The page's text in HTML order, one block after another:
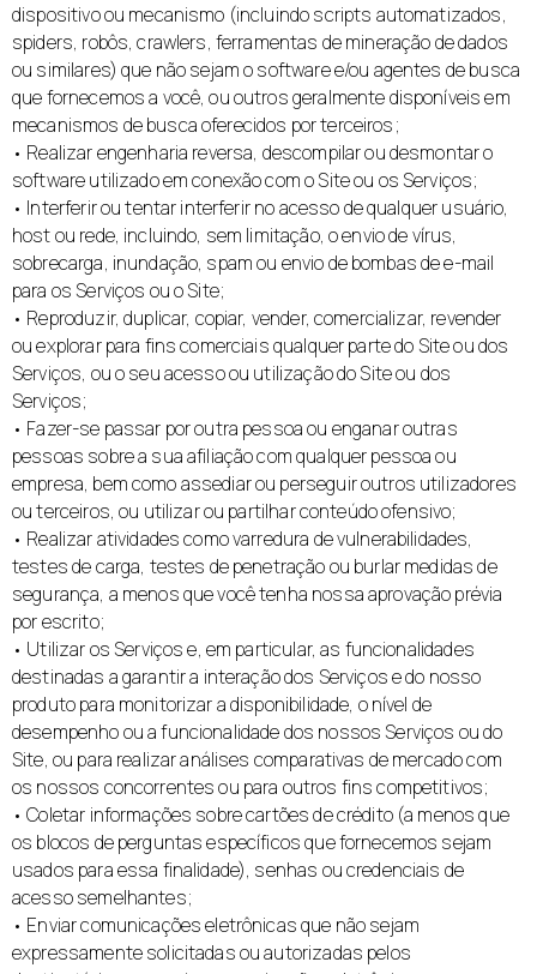
dispositivo ou mecanismo (incluindo scripts automatizados,
spiders, robôs, crawlers, ferramentas de mineração de dados
ou similares) que não sejam o software e/ou agentes de busca
que fornecemos a você, ou outros geralmente disponíveis em
mecanismos de busca oferecidos por terceiros;
• Realizar engenharia reversa, descompilar ou desmontar o
software utilizado em conexão com o Site ou os Serviços;
• Interferir ou tentar interferir no acesso de qualquer usuário,
host ou rede, incluindo, sem limitação, o envio de vírus,
sobrecarga, inundação, spam ou envio de bombas de e-mail
para os Serviços ou o Site;
• Reproduzir, duplicar, copiar, vender, comercializar, revender
ou explorar para fins comerciais qualquer parte do Site ou dos
Serviços, ou o seu acesso ou utilização do Site ou dos
Serviços;
• Fazer-se passar por outra pessoa ou enganar outras
pessoas sobre a sua afiliação com qualquer pessoa ou
empresa, bem como assediar ou perseguir outros utilizadores
ou terceiros, ou utilizar ou partilhar conteúdo ofensivo;
• Realizar atividades como varredura de vulnerabilidades,
testes de carga, testes de penetração ou burlar medidas de
segurança, a menos que você tenha nossa aprovação prévia
por escrito;
• Utilizar os Serviços e, em particular, as funcionalidades
destinadas a garantir a interação dos Serviços e do nosso
produto para monitorizar a disponibilidade, o nível de
desempenho ou a funcionalidade dos nossos Serviços ou do
Site, ou para realizar análises comparativas de mercado com
os nossos concorrentes ou para outros fins competitivos;
• Coletar informações sobre cartões de crédito (a menos que
os blocos de perguntas específicos que fornecemos sejam
usados para essa finalidade), senhas ou credenciais de
acesso semelhantes;
• Enviar comunicações eletrônicas que não sejam
expressamente solicitadas ou autorizadas pelos